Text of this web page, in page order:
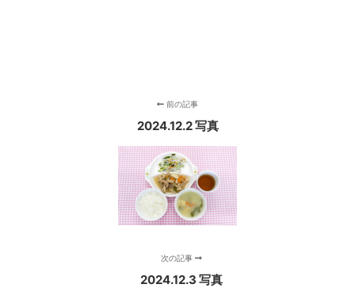
前の記事
2024.12.2 写真
次の記事
2024.12.3 写真